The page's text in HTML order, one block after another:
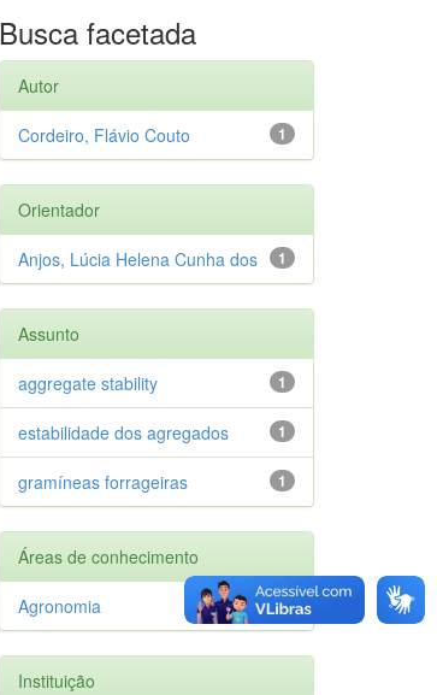
Busca facetada
Autor
1
Cordeiro, Flávio Couto
Orientador
1
Anjos, Lúcia Helena Cunha dos
Assunto
1
aggregate stability
1
estabilidade dos agregados
1
gramíneas forrageiras
Áreas de conhecimento
1
Agronomia
Instituição